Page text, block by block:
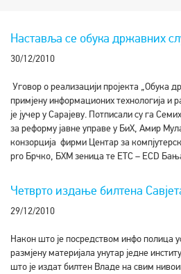
Наставља се обука државних
30/12/2010
Уговор о реализацији пројекта „Обука
примјену информационих технологија и
је јучер у Сарајеву. Потписали су га
за реформу јавне управе у БиХ, Амир
конзорција фирми Центар за
pro Брчко, БХМ зеница те ETC – ECD
Четврто издање билтена
29/12/2010
Након што је посредством инфо полица
размјену материјала унутар једне
што је издат билтен Владе на свим